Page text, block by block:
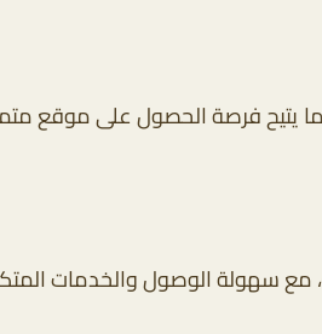
مما يتيح فرصة الحصول على موقع
سهولة الوصول والخدمات